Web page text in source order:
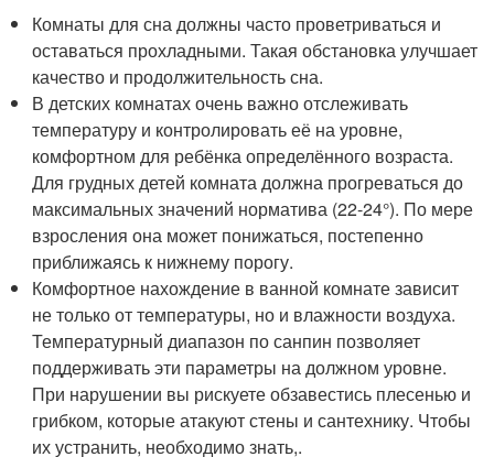
Комнаты для сна должны часто проветриваться и
оставаться прохладными. Такая обстановка улучшает
качество и продолжительность сна.
В детских комнатах очень важно отслеживать
температуру и контролировать её на уровне,
комфортном для ребёнка определённого возраста.
Для грудных детей комната должна прогреваться до
максимальных значений норматива (22-24°). По мере
взросления она может понижаться, постепенно
приближаясь к нижнему порогу.
Комфортное нахождение в ванной комнате зависит
не только от температуры, но и влажности воздуха.
Температурный диапазон по санпин позволяет
поддерживать эти параметры на должном уровне.
При нарушении вы рискуете обзавестись плесенью и
грибком, которые атакуют стены и сантехнику. Чтобы
их устранить, необходимо знать,.